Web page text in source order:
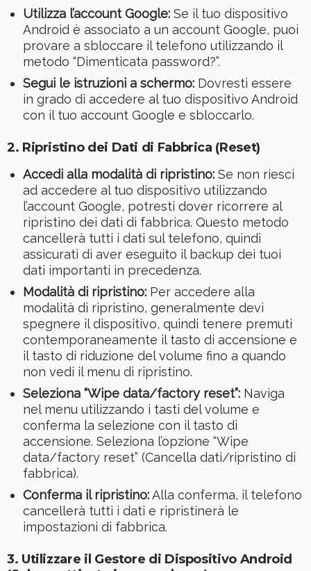
Utilizza l’account Google:Se il tuo dispositivo
Android è associato a un account Google, puoi
provare a sbloccare il telefono utilizzando il
metodo “Dimenticata password?”.
Segui le istruzioni a schermo:Dovresti essere
in grado di accedere al tuo dispositivo Android
con il tuo account Google e sbloccarlo.
2. Ripristino dei Dati di Fabbrica (Reset)
Accedi alla modalità di ripristino:Se non riesci
ad accedere al tuo dispositivo utilizzando
l’account Google, potresti dover ricorrere al
ripristino dei dati di fabbrica. Questo metodo
cancellerà tutti i dati sul telefono, quindi
assicurati di aver eseguito il backup dei tuoi
dati importanti in precedenza.
Modalità di ripristino:Per accedere alla
modalità di ripristino, generalmente devi
spegnere il dispositivo, quindi tenere premuti
contemporaneamente il tasto di accensione e
il tasto di riduzione del volume fino a quando
non vedi il menu di ripristino.
Seleziona “Wipe data/factory reset”:Naviga
nel menu utilizzando i tasti del volume e
conferma la selezione con il tasto di
accensione. Seleziona l’opzione “Wipe
data/factory reset” (Cancella dati/ripristino di
fabbrica).
Conferma il ripristino:Alla conferma, il telefono
cancellerà tutti i dati e ripristinerà le
impostazioni di fabbrica.
3. Utilizzare il Gestore di Dispositivo Android